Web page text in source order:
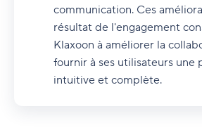
communication. Ces
résultat de l'engagement
Klaxoon à améliorer la
fournir à ses utilisateurs une
intuitive et complète.